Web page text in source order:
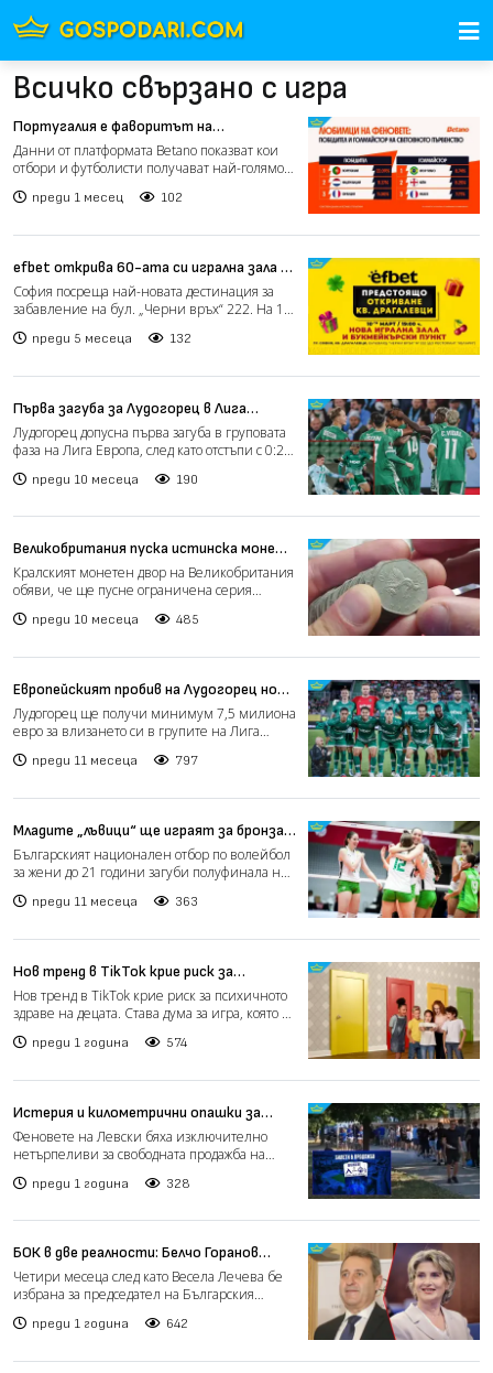
Всичко свързано с игра
Португалия е фаворитът на
българските фенове преди старта на
Световното първенство
Данни от платформата Betano показват кои
отбори и футболисти получават най-голямо
преди 1 месец 102
efbet открива 60-ата си игрална зала –
нова премиум локация в София в кв.
Драгалевци
София посреща най-новата дестинация за
забавление на бул. „Черни връх“ 222. На 10
преди 5 месеца 132
Първа загуба за Лудогорец в Лига
Европа, след като тимът падна от
Бетис (видео)
Лудогорец допусна първа загуба в груповата
фаза на Лига Европа, след като отстъпи с 0:2
преди 10 месеца 190
Великобритания пуска истинска монета
от играта "Монополи"
Кралският монетен двор на Великобритания
обяви, че ще пусне ограничена серия
преди 10 месеца 485
Европейският пробив на Лудогорец носи
солидни приходи на клуба (видео)
Лудогорец ще получи минимум 7,5 милиона
евро за влизането си в групите на Лига
преди 11 месеца 797
Младите „лъвици“ ще играят за бронза
на Световното първенство по волейбол
U21
Българският национален отбор по волейбол
за жени до 21 години загуби полуфинала на
преди 11 месеца 363
Нов тренд в TikTok крие риск за
психичното здраве на децата
Нов тренд в TikTok крие риск за психичното
здраве на децата. Става дума за игра, която се
преди 1 година 574
Истерия и километрични опашки за
билети за мачовете на Левски (видео)
Феновете на Левски бяха изключително
нетърпеливи за свободната продажба на
преди 1 година 328
БОК в две реалности: Белчо Горанов
намеква за дело срещу МОК, Лечева
поема олимпийските игри
Четири месеца след като Весела Лечева бе
избрана за председател на Българския
преди 1 година 642